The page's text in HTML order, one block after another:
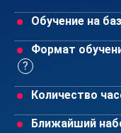
Обучение на
Формат
Количество
Ближайший